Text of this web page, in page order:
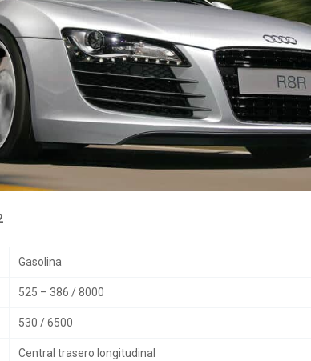
Gasolina
525 – 386 / 8000
530 / 6500
Central trasero longitudinal